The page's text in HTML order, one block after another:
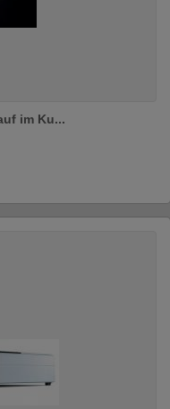
im Ku...